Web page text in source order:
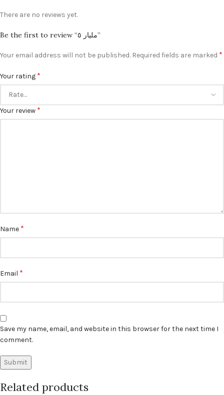
There are no reviews yet.
Be the first to review “مليار ٥”
Your email address will not be published. Required fields are marked *
Your rating *
Your review *
Name *
Email *
Save my name, email, and website in this browser for the next time I
comment.
Related products